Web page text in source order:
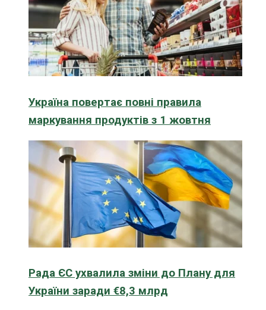
Україна повертає повні правила
маркування продуктів з 1 жовтня
Рада ЄС ухвалила зміни до Плану для
України заради €8,3 млрд